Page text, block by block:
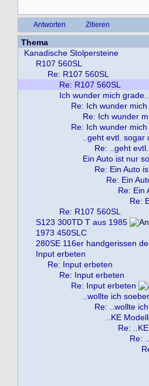
Antworten Zitieren
Thema
Kanadische Stolpersteine
R107 560SL
Re: R107 560SL
Re: R107 560SL
Ich wunder mich grade...
Re: Ich wunder mich
Re: Ich wunder
Re: Ich wunder mich
..geht evtl. sogar
Re: ..geht
Ein Auto ist nur
Re: Ein Auto
Re: Ein
Re: Ein
Re:
Re: R107 560SL
S123 300TD T aus 1985
1973 450SLC
280SE 116er handgerissen
Input erbeten
Re: Input erbeten
Re: Input erbeten
Re: Input erbeten
..wollte ich
Re: ..wollte
..KE
Re:
Re: